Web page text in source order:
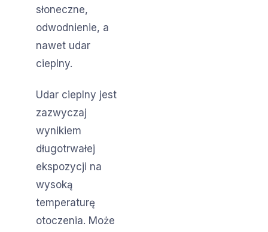
słoneczne,
odwodnienie, a
nawet udar
cieplny.
Udar cieplny jest
zazwyczaj
wynikiem
długotrwałej
ekspozycji na
wysoką
temperaturę
otoczenia. Może